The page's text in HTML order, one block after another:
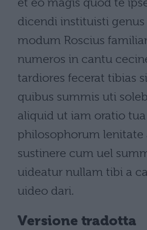
dicendi instituisti
modum Roscius
numeros in cantu
tardiores fecerat tibias
quibus summis uti
aliquid ut iam oratio
philosophorum lenitate
sustinere cum uel
uideatur nullam tibi a
uideo dari.
Versione tradotta